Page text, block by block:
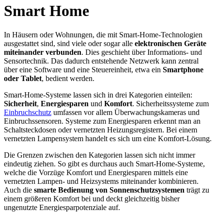
Smart Home
In Häusern oder Wohnungen, die mit Smart-Home-Technologien
ausgestattet sind, sind viele oder sogar alle elektronischen Geräte
miteinander verbunden. Dies geschieht über Informations- und
Sensortechnik. Das dadurch entstehende Netzwerk kann zentral
über eine Software und eine Steuereinheit, etwa ein Smartphone
oder Tablet, bedient werden.
Smart-Home-Systeme lassen sich in drei Kategorien einteilen:
Sicherheit, Energiesparen und Komfort. Sicherheitssysteme zum
Einbruchschutz umfassen vor allem Überwachungskameras und
Einbruchssensoren. Systeme zum Energiesparen erkennt man an
Schaltsteckdosen oder vernetzten Heizungsregistern. Bei einem
vernetzten Lampensystem handelt es sich um eine Komfort-Lösung.
Die Grenzen zwischen den Kategorien lassen sich nicht immer
eindeutig ziehen. So gibt es durchaus auch Smart-Home-Systeme,
welche die Vorzüge Komfort und Energiesparen mittels eine
vernetzten Lampen- und Heizsystems miteinander kombinieren.
Auch die smarte Bedienung von Sonnenschutzsystemen trägt zu
einem größeren Komfort bei und deckt gleichzeitig bisher
ungenutzte Energiesparpotenziale auf.